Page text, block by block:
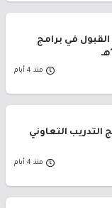
في برامج
منذ 4 أيام
التدريب التعاوني
منذ 4 أيام